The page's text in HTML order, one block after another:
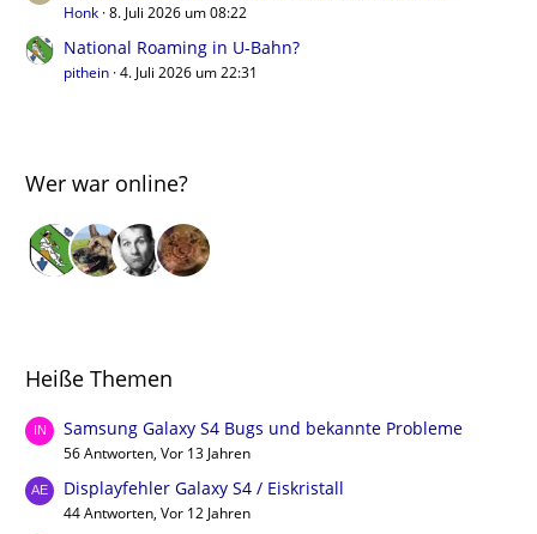
Honk 8. Juli 2026 um 08:22
National Roaming in U-Bahn?
pithein 4. Juli 2026 um 22:31
Wer war online?
Heiße Themen
Samsung Galaxy S4 Bugs und bekannte Probleme
56 Antworten, Vor 13 Jahren
Displayfehler Galaxy S4 / Eiskristall
44 Antworten, Vor 12 Jahren